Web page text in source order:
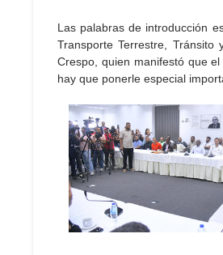
Las palabras de introducción
Transporte Terrestre,
Crespo, quien manifestó que
hay que ponerle especial